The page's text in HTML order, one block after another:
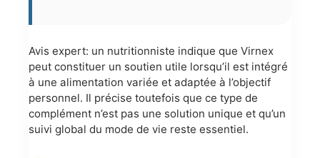
Avis expert: un nutritionniste indique que Virnex
peut constituer un soutien utile lorsqu’il est intégré
à une alimentation variée et adaptée à l’objectif
personnel. Il précise toutefois que ce type de
complément n’est pas une solution unique et qu’un
suivi global du mode de vie reste essentiel.